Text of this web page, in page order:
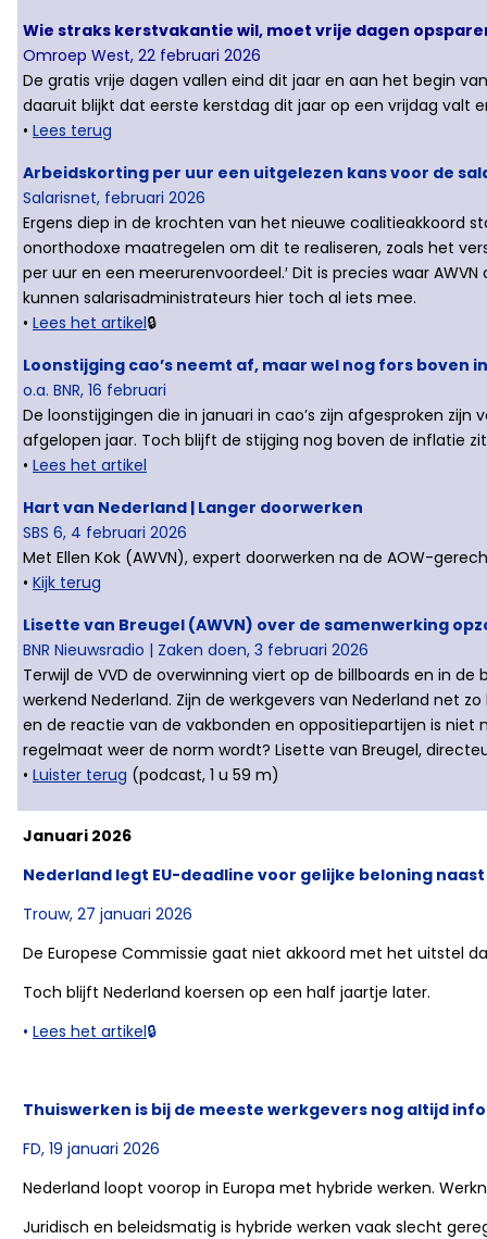
Wie straks kerstvakantie wil, moet vrije dagen
Omroep West, 22 februari 2026
De gratis vrije dagen vallen eind dit jaar en aan het begin
daaruit blijkt dat eerste kerstdag dit jaar op een vrijdag valt
• Lees terug
Arbeidskorting per uur een uitgelezen kans voor de
Salarisnet, februari 2026
Ergens diep in de krochten van het nieuwe coalitieakkoord
onorthodoxe maatregelen om dit te realiseren, zoals het
per uur en een meerurenvoordeel.′ Dit is precies waar
kunnen salarisadministrateurs hier toch al iets mee.
• Lees het artikel🔒
Loonstijging cao’s neemt af, maar wel nog fors
o.a. BNR, 16 februari
De loonstijgingen die in januari in cao’s zijn afgesproken
afgelopen jaar. Toch blijft de stijging nog boven de inflatie
• Lees het artikel
Hart van Nederland | Langer doorwerken
SBS 6, 4 februari 2026
Met Ellen Kok (AWVN), expert doorwerken na de AOW-
• Kijk terug
Lisette van Breugel (AWVN) over de samenwerking
BNR Nieuwsradio | Zaken doen, 3 februari 2026
Terwijl de VVD de overwinning viert op de billboards en in
werkend Nederland. Zijn de werkgevers van Nederland net
en de reactie van de vakbonden en oppositiepartijen is niet
regelmaat weer de norm wordt? Lisette van Breugel,
• Luister terug (podcast, 1 u 59 m)
Januari 2026
Nederland legt EU-deadline voor gelijke beloning
Trouw, 27 januari 2026
De Europese Commissie gaat niet akkoord met het uitstel
Toch blijft Nederland koersen op een half jaartje later.
• Lees het artikel🔒
Thuiswerken is bij de meeste werkgevers nog altijd
FD, 19 januari 2026
Nederland loopt voorop in Europa met hybride werken.
Juridisch en beleidsmatig is hybride werken vaak slecht